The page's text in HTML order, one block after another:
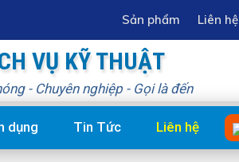
Sản phẩm Liên hệ
VỤ KỸ THUẬT
- Chuyên nghiệp - Gọi là đến
dụng Tin Tức Liên hệ